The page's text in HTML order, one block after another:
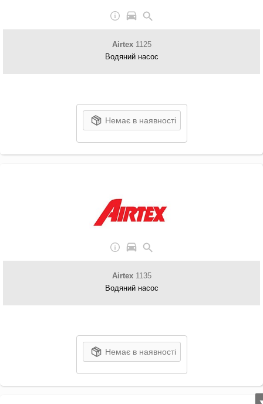
Airtex1125
Водяний насос
Немає в наявності
Airtex1135
Водяний насос
Немає в наявності